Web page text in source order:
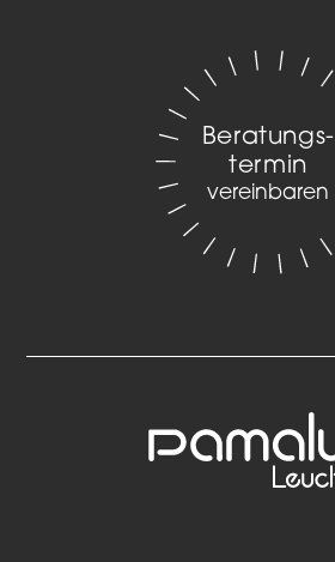
Beratungs­
termin
vereinbaren